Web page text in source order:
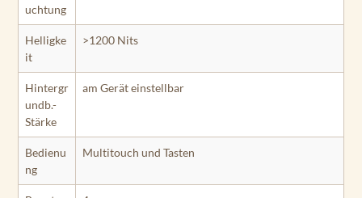
uchtung
Helligke
it
>1200 Nits
Hintergr
undb.-
Stärke
am Gerät einstellbar
Bedienu
ng
Multitouch und Tasten